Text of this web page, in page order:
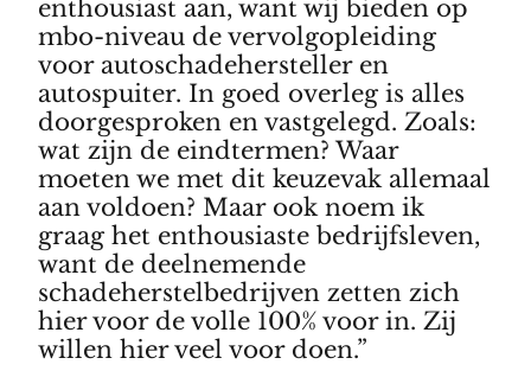
enthousiast aan, want wij bieden op
mbo-niveau de vervolgopleiding
voor autoschadehersteller en
autospuiter. In goed overleg is alles
doorgesproken en vastgelegd. Zoals:
wat zijn de eindtermen? Waar
moeten we met dit keuzevak allemaal
aan voldoen? Maar ook noem ik
graag het enthousiaste bedrijfsleven,
want de deelnemende
schadeherstelbedrijven zetten zich
hier voor de volle 100% voor in. Zij
willen hier veel voor doen.”